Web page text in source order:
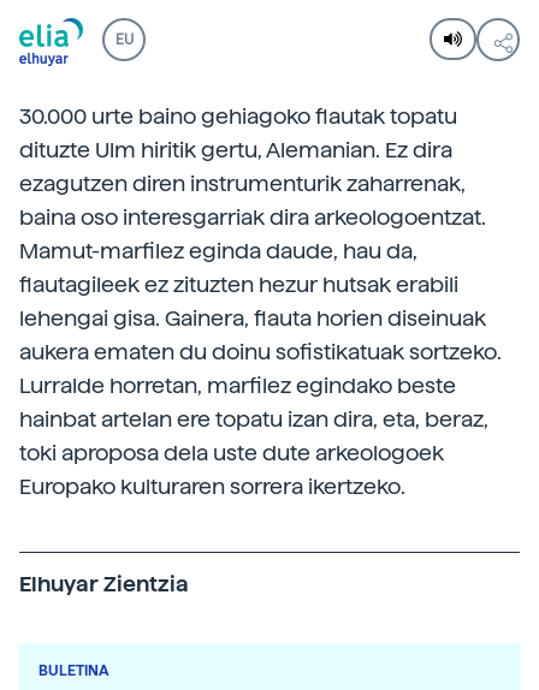
EU
30.000 urte baino gehiagoko flautak topatu
dituzte Ulm hiritik gertu, Alemanian. Ez dira
ezagutzen diren instrumenturik zaharrenak,
baina oso interesgarriak dira arkeologoentzat.
Mamut-marfilez eginda daude, hau da,
flautagileek ez zituzten hezur hutsak erabili
lehengai gisa. Gainera, flauta horien diseinuak
aukera ematen du doinu sofistikatuak sortzeko.
Lurralde horretan, marfilez egindako beste
hainbat artelan ere topatu izan dira, eta, beraz,
toki aproposa dela uste dute arkeologoek
Europako kulturaren sorrera ikertzeko.
Elhuyar Zientzia
BULETINA